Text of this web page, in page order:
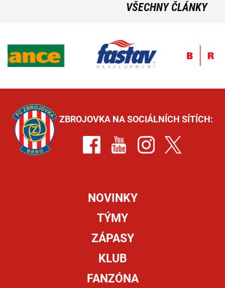
VŠECHNY ČLÁNKY
ZBROJOVKA NA SOCIÁLNÍCH SÍTÍCH:
NOVINKY
TÝMY
ZÁPASY
KLUB
FANZÓNA